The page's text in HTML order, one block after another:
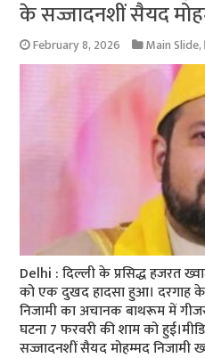
के सज्जादनशीं सैयद
February 8, 2026 Main Slide,
Delhi : दिल्ली के प्रसिद्ध हजरत
को एक दुखद हादसा हुआ। दरगाह
निजामी का अचानक बाथरूम में
घटना 7 फरवरी की शाम को
सज्जादनशीं सैयद मोहम्मद निजामी